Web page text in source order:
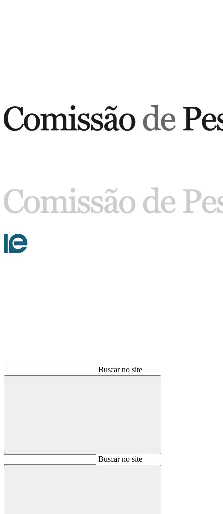
Buscar no site
BuscarBuscar no site